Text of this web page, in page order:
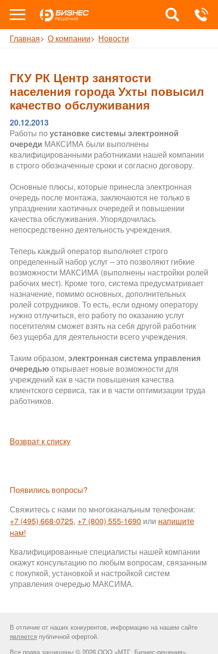
Главная О компании Новости
ГКУ РК Центр занятости
населения города Ухты повысил
качество обслуживания
20.12.2013
Работы поустановке системы электронной
очереди МАКСИМА были выполнены
квалифицированными работниками нашей компании
в строго обозначенные сроки и согласно договору.
Основные плюсы, которые принесла электронная
очередь после монтажа, заключаются не только в
упразднении хаотичных очередей и повышении
качества обслуживания. Упорядочилась
непосредственно деятельность учреждения.
Теперь каждый оператор выполняет строго
определенный набор услуг – это позволяют гибкие
возможности МАКСИМА (выполнены настройки ролей
рабочих мест). Кроме того, система предусматривает
назначение, помимо основных, дополнительных
ролей сотрудников. То есть, если одному оператору
нужно отлучиться, его работу по оказанию услуг
посетителям сможет взять на себя другой работник
без ущерба для деятельности всего учреждения.
Таким образом, электронная система управления
очередью открывает новые возможности для
учреждений как в части повышения качества
клиентского сервиса, так и в части оптимизации труда
работников.
Возврат к списку
Появились вопросы?
Свяжитесь с нами по многоканальным телефонам:
+7 (495) 668-0725, +7 (800) 555-1690 или напишите
нам!
Квалифицированные специалисты нашей компании
окажут консультацию по любым вопросам, связанным
с покупкой, установкой и настройкой систем
управления очередью МАКСИМА.
В отличие от наших конкурентов, информацию на нашем сайте
является публичной офертой.
Все права защищены © 2026 ООО «МТГ. Бизнес-решения».